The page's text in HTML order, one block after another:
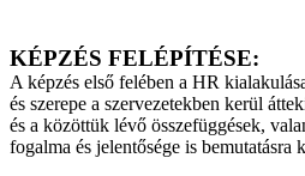
KÉPZÉS FELÉPÍTÉSE:
A képzés első felében a HR
és szerepe a szervezetekben kerül
és a közöttük lévő összefüggések,
fogalma és jelentősége is bemutatásra